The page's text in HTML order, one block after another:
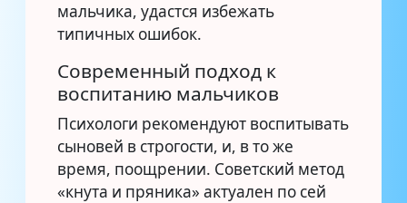
мальчика, удастся избежать
типичных ошибок.
Современный подход к
воспитанию мальчиков
Психологи рекомендуют воспитывать
сыновей в строгости, и, в то же
время, поощрении. Советский метод
«кнута и пряника» актуален по сей